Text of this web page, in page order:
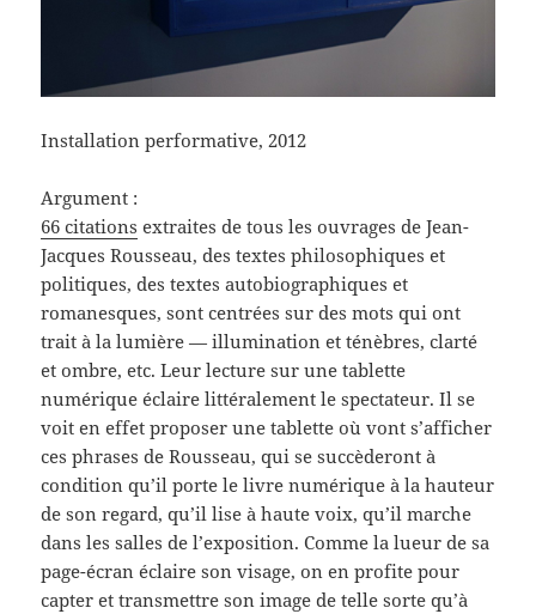
Installation performative, 2012
Argument :
66 citations extraites de tous les ouvrages de Jean-
Jacques Rousseau, des textes philosophiques et
politiques, des textes autobiographiques et
romanesques, sont centrées sur des mots qui ont
trait à la lumière — illumination et ténèbres, clarté
et ombre, etc. Leur lecture sur une tablette
numérique éclaire littéralement le spectateur. Il se
voit en effet proposer une tablette où vont s’afficher
ces phrases de Rousseau, qui se succèderont à
condition qu’il porte le livre numérique à la hauteur
de son regard, qu’il lise à haute voix, qu’il marche
dans les salles de l’exposition. Comme la lueur de sa
page-écran éclaire son visage, on en profite pour
capter et transmettre son image de telle sorte qu’à